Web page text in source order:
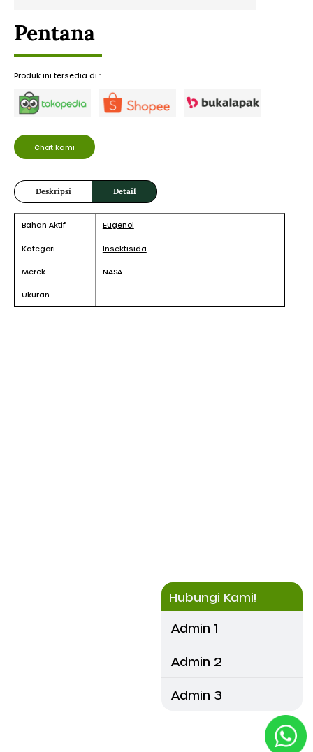
Hubungi Kami!
Admin 1
Admin 2
Admin 3
Pentana
Produk ini tersedia di :
Chat kami
Deskripsi Detail
Bahan Aktif Eugenol
Kategori Insektisida -
Merek NASA
Ukuran